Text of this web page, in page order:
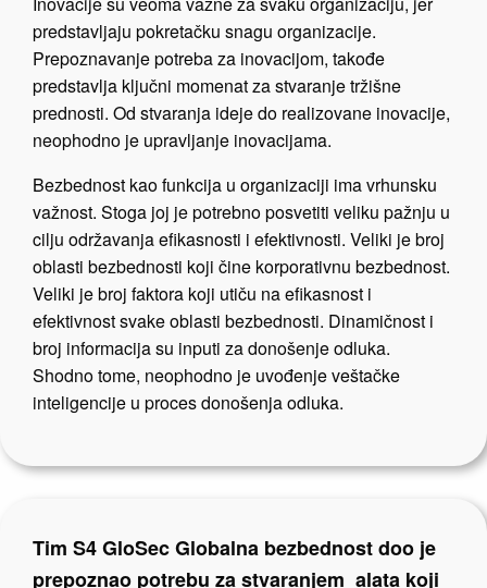
predstavljaju pokretačku snagu organizacije.
Prepoznavanje potreba za inovacijom, takođe
predstavlja ključni momenat za stvaranje tržišne
prednosti. Od stvaranja ideje do realizovane inovacije,
neophodno je upravljanje inovacijama.
Bezbednost kao funkcija u organizaciji ima vrhunsku
važnost. Stoga joj je potrebno posvetiti veliku pažnju u
cilju održavanja efikasnosti i efektivnosti. Veliki je broj
oblasti bezbednosti koji čine korporativnu bezbednost.
Veliki je broj faktora koji utiču na efikasnost i
efektivnost svake oblasti bezbednosti. Dinamičnost i
broj informacija su inputi za donošenje odluka.
Shodno tome, neophodno je uvođenje veštačke
inteligencije u proces donošenja odluka.
Tim S4 GloSec Globalna bezbednost doo je
prepoznao potrebu za stvaranjem alata koji